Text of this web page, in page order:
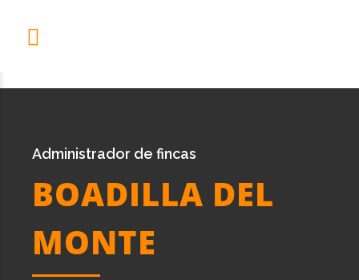
Administrador de fincas
BOADILLA DEL
MONTE